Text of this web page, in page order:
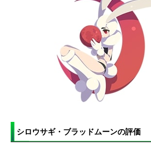
シロウサギ・ブラッドムーンの評価